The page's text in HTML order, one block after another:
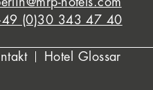
(0)30 343 47 40
Hotel Glossar